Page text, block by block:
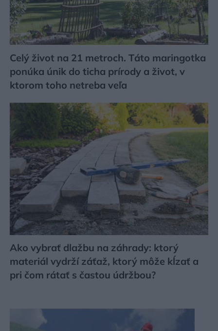
Celý život na 21 metroch. Táto maringotka
ponúka únik do ticha prírody a život, v
ktorom toho netreba veľa
Ako vybrať dlažbu na záhrady: ktorý
materiál vydrží záťaž, ktorý môže kĺzať a
pri čom rátať s častou údržbou?